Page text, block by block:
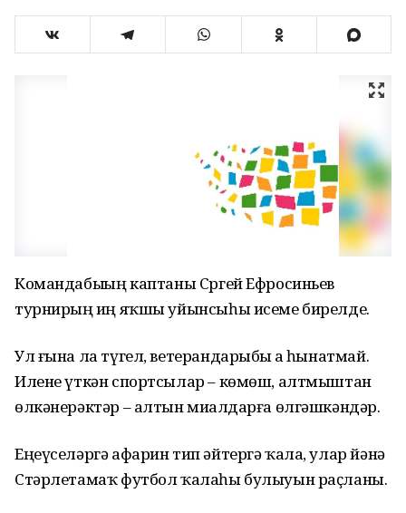
Командабыҙҙың каптаны Сргей Ефросиньев
турнирҙың иң яҡшы уйынсыһы исеме бирелде.
Ул ғына ла түгел, ветерандарыбыҙ ҙа һынатмай.
Илене үткән спортсылар – көмөш, алтмыштан
өлкәнерәктәр – алтын миҙалдарға өлгәшкәндәр.
Еңеүселәргә афарин тип әйтергә ҡала, улар йәнә
Стәрлетамаҡ футбол ҡалаһы булыуын раҫланы.